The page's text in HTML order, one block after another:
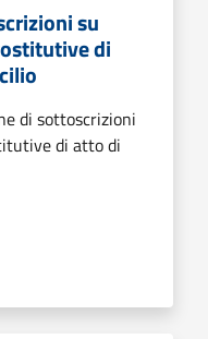
su
di
di sottoscrizioni
di atto di